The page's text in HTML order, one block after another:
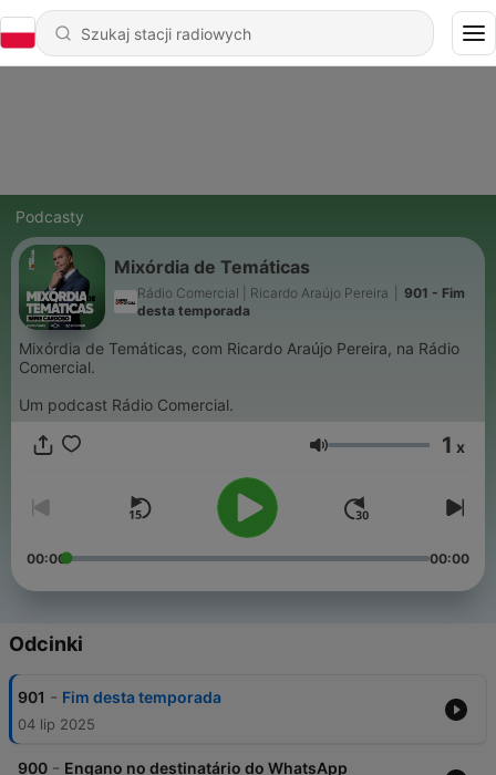
Podcasty
Mixórdia de Temáticas
Rádio Comercial | Ricardo Araújo Pereira
901 - Fim
desta temporada
Mixórdia de Temáticas, com Ricardo Araújo Pereira, na Rádio
Comercial.
Um podcast Rádio Comercial.
Głośność 1 x
00:00 00:00
Odcinki
901 - Fim desta temporada
04 lip 2025
900 - Engano no destinatário do WhatsApp